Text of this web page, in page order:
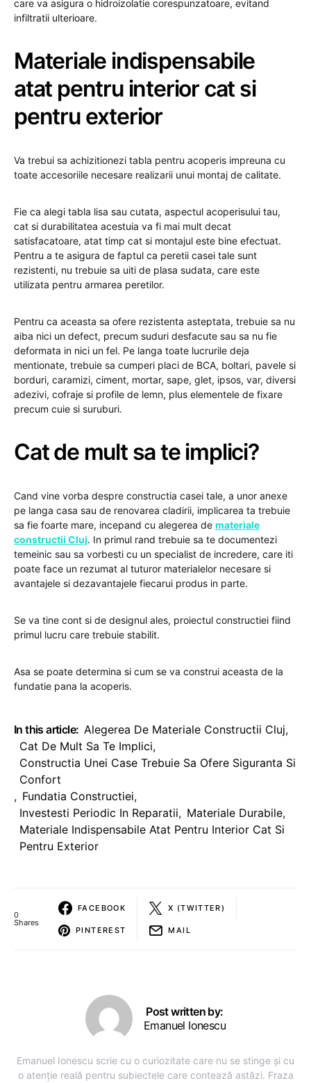
care va asigura o hidroizolatie corespunzatoare, evitand
infiltratii ulterioare.
Materiale indispensabile
atat pentru interior cat si
pentru exterior
Va trebui sa achizitionezi tabla pentru acoperis impreuna cu
toate accesoriile necesare realizarii unui montaj de calitate.
Fie ca alegi tabla lisa sau cutata, aspectul acoperisului tau,
cat si durabilitatea acestuia va fi mai mult decat
satisfacatoare, atat timp cat si montajul este bine efectuat.
Pentru a te asigura de faptul ca peretii casei tale sunt
rezistenti, nu trebuie sa uiti de plasa sudata, care este
utilizata pentru armarea peretilor.
Pentru ca aceasta sa ofere rezistenta asteptata, trebuie sa nu
aiba nici un defect, precum suduri desfacute sau sa nu fie
deformata in nici un fel. Pe langa toate lucrurile deja
mentionate, trebuie sa cumperi placi de BCA, boltari, pavele si
borduri, caramizi, ciment, mortar, sape, glet, ipsos, var, diversi
adezivi, cofraje si profile de lemn, plus elementele de fixare
precum cuie si suruburi.
Cat de mult sa te implici?
Cand vine vorba despre constructia casei tale, a unor anexe
pe langa casa sau de renovarea cladirii, implicarea ta trebuie
sa fie foarte mare, incepand cu alegerea de materiale
constructii Cluj. In primul rand trebuie sa te documentezi
temeinic sau sa vorbesti cu un specialist de incredere, care iti
poate face un rezumat al tuturor materialelor necesare si
avantajele si dezavantajele fiecarui produs in parte.
Se va tine cont si de designul ales, proiectul constructiei fiind
primul lucru care trebuie stabilit.
Asa se poate determina si cum se va construi aceasta de la
fundatie pana la acoperis.
In this article: Alegerea De Materiale Constructii Cluj,
Cat De Mult Sa Te Implici,
Constructia Unei Case Trebuie Sa Ofere Siguranta Si
Confort
, Fundatia Constructiei,
Investesti Periodic In Reparatii, Materiale Durabile,
Materiale Indispensabile Atat Pentru Interior Cat Si
Pentru Exterior
0
Shares
FACEBOOK X (TWITTER)
PINTEREST MAIL
Post written by:
Emanuel Ionescu
Emanuel Ionescu scrie cu o curiozitate care nu se stinge și cu
o atenție reală pentru subiectele care contează astăzi. Fraza